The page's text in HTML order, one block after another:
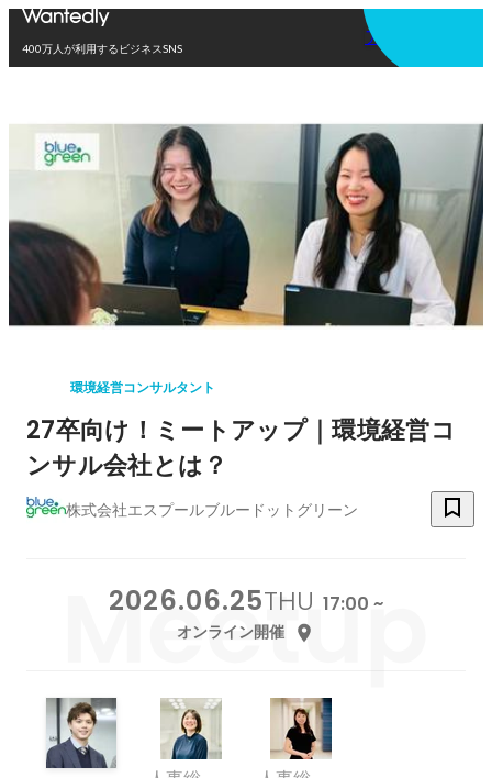
400万人が利用するビジネスSNS
アプリを使う
環境経営コンサルタント
27卒向け！ミートアップ｜環境経営コ
ンサル会社とは？
株式会社エスプールブルードットグリーン
2026.06.25THU 17:00 ~
オンライン開催